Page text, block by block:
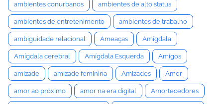
ambientes conurbanos ambientes de alto status
ambientes de entretenimento ambientes de trabalho
ambiguidade relacional Ameaças Amígdala
Amígdala cerebral Amígdala Esquerda Amigos
amizade amizade feminina Amizades Amor
amor ao próximo amor na era digital Amortecedores